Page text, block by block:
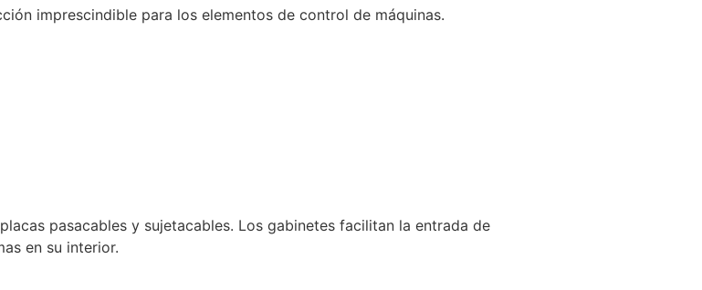
imprescindible para los elementos de control de máquinas.
pasacables y sujetacables. Los gabinetes facilitan la entrada de
en su interior.